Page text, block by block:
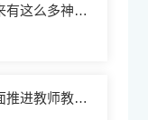
【人民日报】 小小家蚕，原来有这么多神奇应用
【中国教师报】 张卫国：全面推进教师教育高质量发展